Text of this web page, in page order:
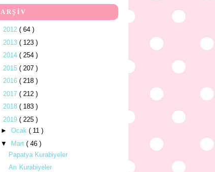
ARŞİV
2012 ( 64 )
2013 ( 123 )
2014 ( 254 )
2015 ( 207 )
2016 ( 218 )
2017 ( 212 )
2018 ( 183 )
2019 ( 225 )
► Ocak ( 11 )
▼ Mart ( 46 )
Papatya Kurabiyeler
Arı Kurabiyeler